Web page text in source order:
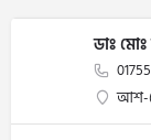
ডাঃ
আশ-